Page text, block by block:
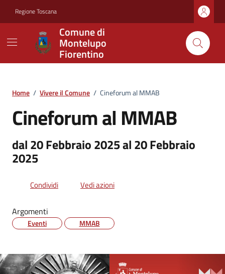
Regione Toscana
Comune di
Montelupo
Fiorentino
Home / Vivere il Comune / Cineforum al MMAB
Cineforum al MMAB
dal 20 Febbraio 2025 al 20 Febbraio
2025
Condividi Vedi azioni
Argomenti
Eventi MMAB